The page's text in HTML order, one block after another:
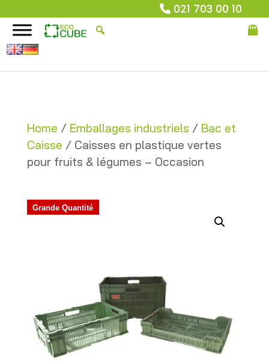
021 703 00 10
Home / Emballages industriels / Bac et
Caisse / Caisses en plastique vertes
pour fruits & légumes – Occasion
Grande Quantité